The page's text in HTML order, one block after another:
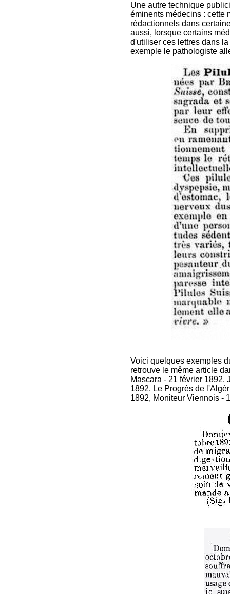
Une autre technique
éminents médecins : cette
rédactionnels dans
aussi, lorsque certains
d'utiliser ces lettres dans
exemple le pathologiste
Voici quelques exemples
retrouve le même article
Mascara - 21 février 1892,
1892, Le Progrès de
1892, Moniteur Viennois -